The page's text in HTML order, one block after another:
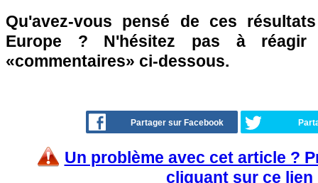
Qu'avez-vous pensé de ces
Europe ? N'hésitez pas à réagir
«commentaires» ci-dessous.
Partager sur Facebook
Un problème avec cet article ?
cliquant sur ce lien